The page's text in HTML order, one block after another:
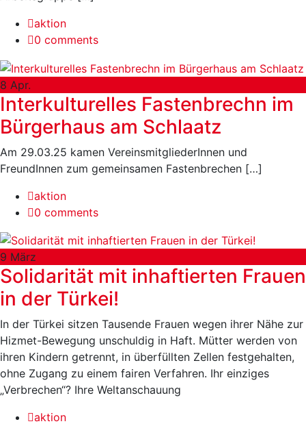
aktion
0 comments
8 Apr.
Interkulturelles Fastenbrechn im
Bürgerhaus am Schlaatz
Am 29.03.25 kamen VereinsmitgliederInnen und
FreundInnen zum gemeinsamen Fastenbrechen […]
aktion
0 comments
9 März
Solidarität mit inhaftierten Frauen
in der Türkei!
In der Türkei sitzen Tausende Frauen wegen ihrer Nähe zur
Hizmet-Bewegung unschuldig in Haft. Mütter werden von
ihren Kindern getrennt, in überfüllten Zellen festgehalten,
ohne Zugang zu einem fairen Verfahren. Ihr einziges
„Verbrechen“? Ihre Weltanschauung
aktion